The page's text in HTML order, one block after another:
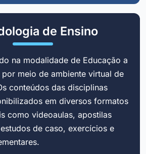
de Ensino
na modalidade de Educação a
por meio de ambiente virtual de
conteúdos das disciplinas
em diversos formatos
como videoaulas, apostilas
de caso, exercícios e